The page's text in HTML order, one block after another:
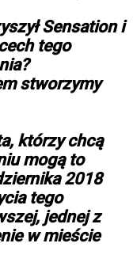
Sensation i
tego
stworzymy
którzy chcą
mogą to
2018
tego
jednej z
w mieście